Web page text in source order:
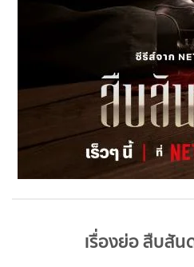
เรื่องย่อ สืบสั